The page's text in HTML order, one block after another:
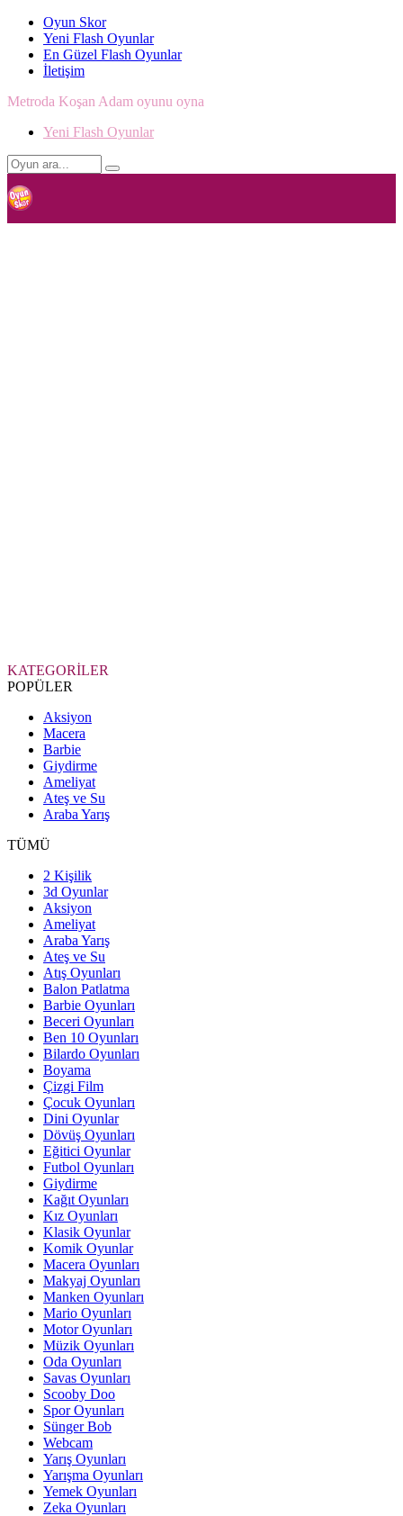
Oyun Skor
Yeni Flash Oyunlar
En Güzel Flash Oyunlar
İletişim
Metroda Koşan Adam oyunu oyna
Yeni Flash Oyunlar
KATEGORİLER
POPÜLER
Aksiyon
Macera
Barbie
Giydirme
Ameliyat
Ateş ve Su
Araba Yarış
TÜMÜ
2 Kişilik
3d Oyunlar
Aksiyon
Ameliyat
Araba Yarış
Ateş ve Su
Atış Oyunları
Balon Patlatma
Barbie Oyunları
Beceri Oyunları
Ben 10 Oyunları
Bilardo Oyunları
Boyama
Çizgi Film
Çocuk Oyunları
Dini Oyunlar
Dövüş Oyunları
Eğitici Oyunlar
Futbol Oyunları
Giydirme
Kağıt Oyunları
Kız Oyunları
Klasik Oyunlar
Komik Oyunlar
Macera Oyunları
Makyaj Oyunları
Manken Oyunları
Mario Oyunları
Motor Oyunları
Müzik Oyunları
Oda Oyunları
Savas Oyunları
Scooby Doo
Spor Oyunları
Sünger Bob
Webcam
Yarış Oyunları
Yarışma Oyunları
Yemek Oyunları
Zeka Oyunları